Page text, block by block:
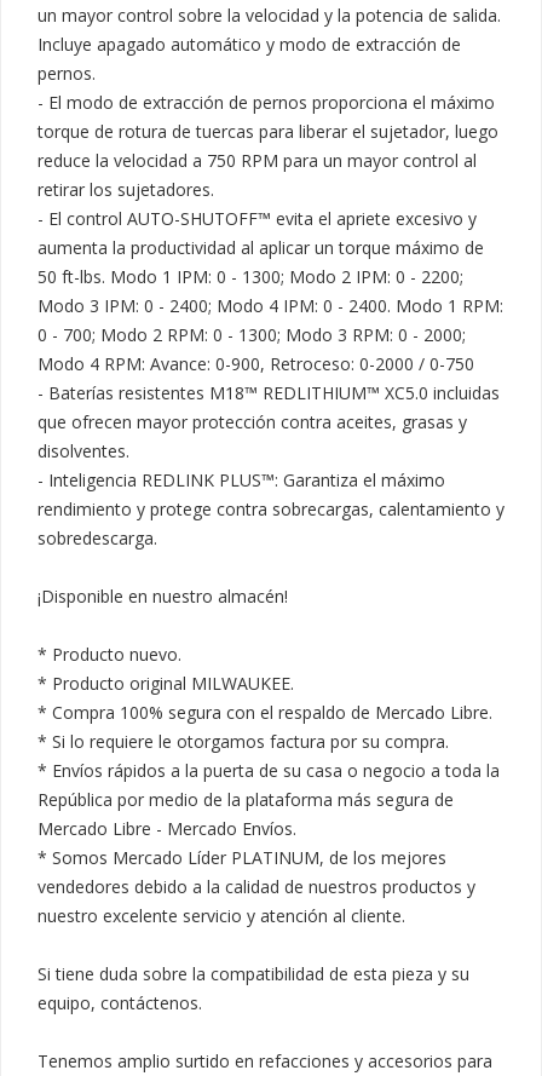
un mayor control sobre la velocidad y la potencia de salida.
Incluye apagado automático y modo de extracción de
pernos.
- El modo de extracción de pernos proporciona el máximo
torque de rotura de tuercas para liberar el sujetador, luego
reduce la velocidad a 750 RPM para un mayor control al
retirar los sujetadores.
- El control AUTO-SHUTOFF™ evita el apriete excesivo y
aumenta la productividad al aplicar un torque máximo de
50 ft-lbs. Modo 1 IPM: 0 - 1300; Modo 2 IPM: 0 - 2200;
Modo 3 IPM: 0 - 2400; Modo 4 IPM: 0 - 2400. Modo 1 RPM:
0 - 700; Modo 2 RPM: 0 - 1300; Modo 3 RPM: 0 - 2000;
Modo 4 RPM: Avance: 0-900, Retroceso: 0-2000 / 0-750
- Baterías resistentes M18™ REDLITHIUM™ XC5.0 incluidas
que ofrecen mayor protección contra aceites, grasas y
disolventes.
- Inteligencia REDLINK PLUS™: Garantiza el máximo
rendimiento y protege contra sobrecargas, calentamiento y
sobredescarga.
¡Disponible en nuestro almacén!
* Producto nuevo.
* Producto original MILWAUKEE.
* Compra 100% segura con el respaldo de Mercado Libre.
* Si lo requiere le otorgamos factura por su compra.
* Envíos rápidos a la puerta de su casa o negocio a toda la
República por medio de la plataforma más segura de
Mercado Libre - Mercado Envíos.
* Somos Mercado Líder PLATINUM, de los mejores
vendedores debido a la calidad de nuestros productos y
nuestro excelente servicio y atención al cliente.
Si tiene duda sobre la compatibilidad de esta pieza y su
equipo, contáctenos.
Tenemos amplio surtido en refacciones y accesorios para